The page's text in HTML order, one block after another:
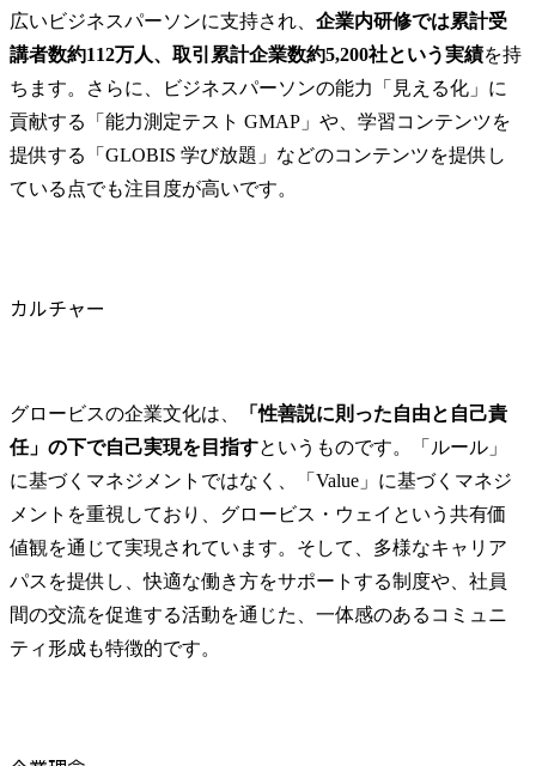
広いビジネスパーソンに支持され、 企業内研修では累計受
講者数約112万人、取引累計企業数約5,200社という実績を持
ちます。さらに、ビジネスパーソンの能力「見える化」に
貢献する「能力測定テスト GMAP」や、学習コンテンツを
提供する「GLOBIS 学び放題」などのコンテンツを提供し
ている点でも注目度が高いです。
カルチャー
グロービスの企業文化は、
「性善説に則った自由と自己責
任」の下で自己実現を目指すというものです。「ルール」
に基づくマネジメントではなく、「Value」に基づくマネジ
メントを重視しており、グロービス・ウェイという共有価
値観を通じて実現されています。そして、多様なキャリア
パスを提供し、快適な働き方をサポートする制度や、社員
間の交流を促進する活動を通じた、一体感のあるコミュニ
ティ形成も特徴的です。